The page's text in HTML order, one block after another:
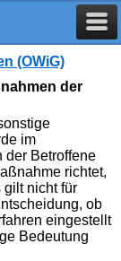
(OWiG)
der
im
der Betroffene
richtet,
nicht für
ob
eingestellt
Bedeutung